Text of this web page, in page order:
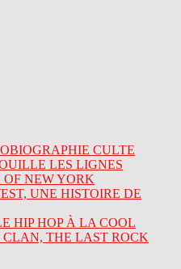
CULTE
LES LIGNES
NEW YORK
UNE HISTOIRE DE
HIP HOP À LA COOL
THE LAST ROCK